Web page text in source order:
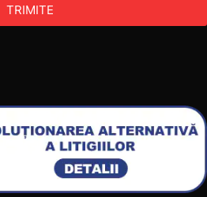
TRIMITE